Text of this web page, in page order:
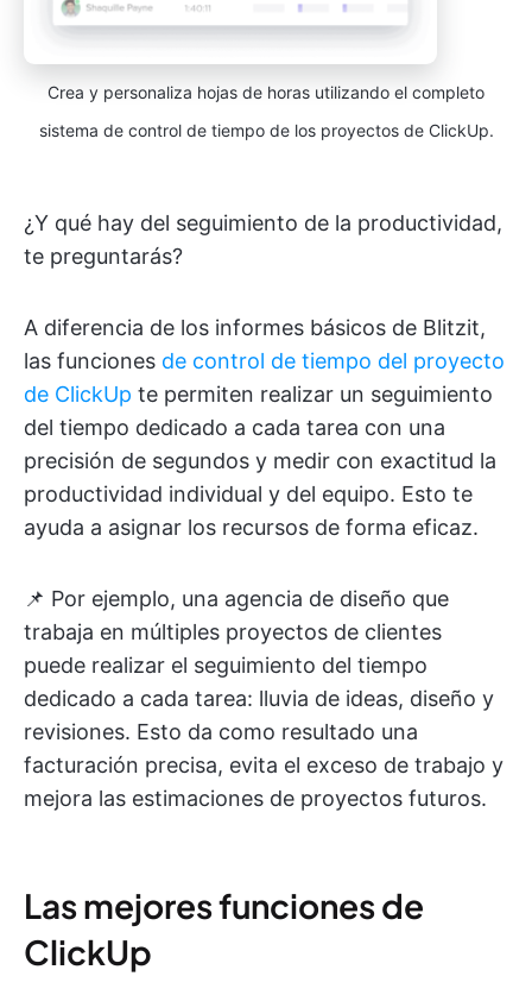
Crea y personaliza hojas de horas utilizando el completo
sistema de control de tiempo de los proyectos de ClickUp.
¿Y qué hay del seguimiento de la productividad,
te preguntarás?
A diferencia de los informes básicos de Blitzit,
las funciones de control de tiempo del proyecto
de ClickUp te permiten realizar un seguimiento
del tiempo dedicado a cada tarea con una
precisión de segundos y medir con exactitud la
productividad individual y del equipo. Esto te
ayuda a asignar los recursos de forma eficaz.
📌 Por ejemplo, una agencia de diseño que
trabaja en múltiples proyectos de clientes
puede realizar el seguimiento del tiempo
dedicado a cada tarea: lluvia de ideas, diseño y
revisiones. Esto da como resultado una
facturación precisa, evita el exceso de trabajo y
mejora las estimaciones de proyectos futuros.
Las mejores funciones de
ClickUp